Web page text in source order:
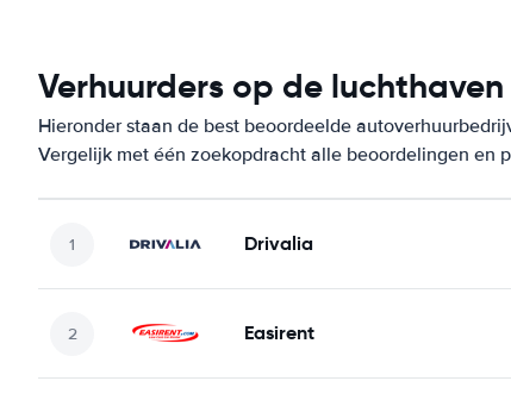
Verhuurders op de
Hieronder staan de best beoordeelde
Vergelijk met één zoekopdracht alle beoordelingen en
Drivalia
Easirent